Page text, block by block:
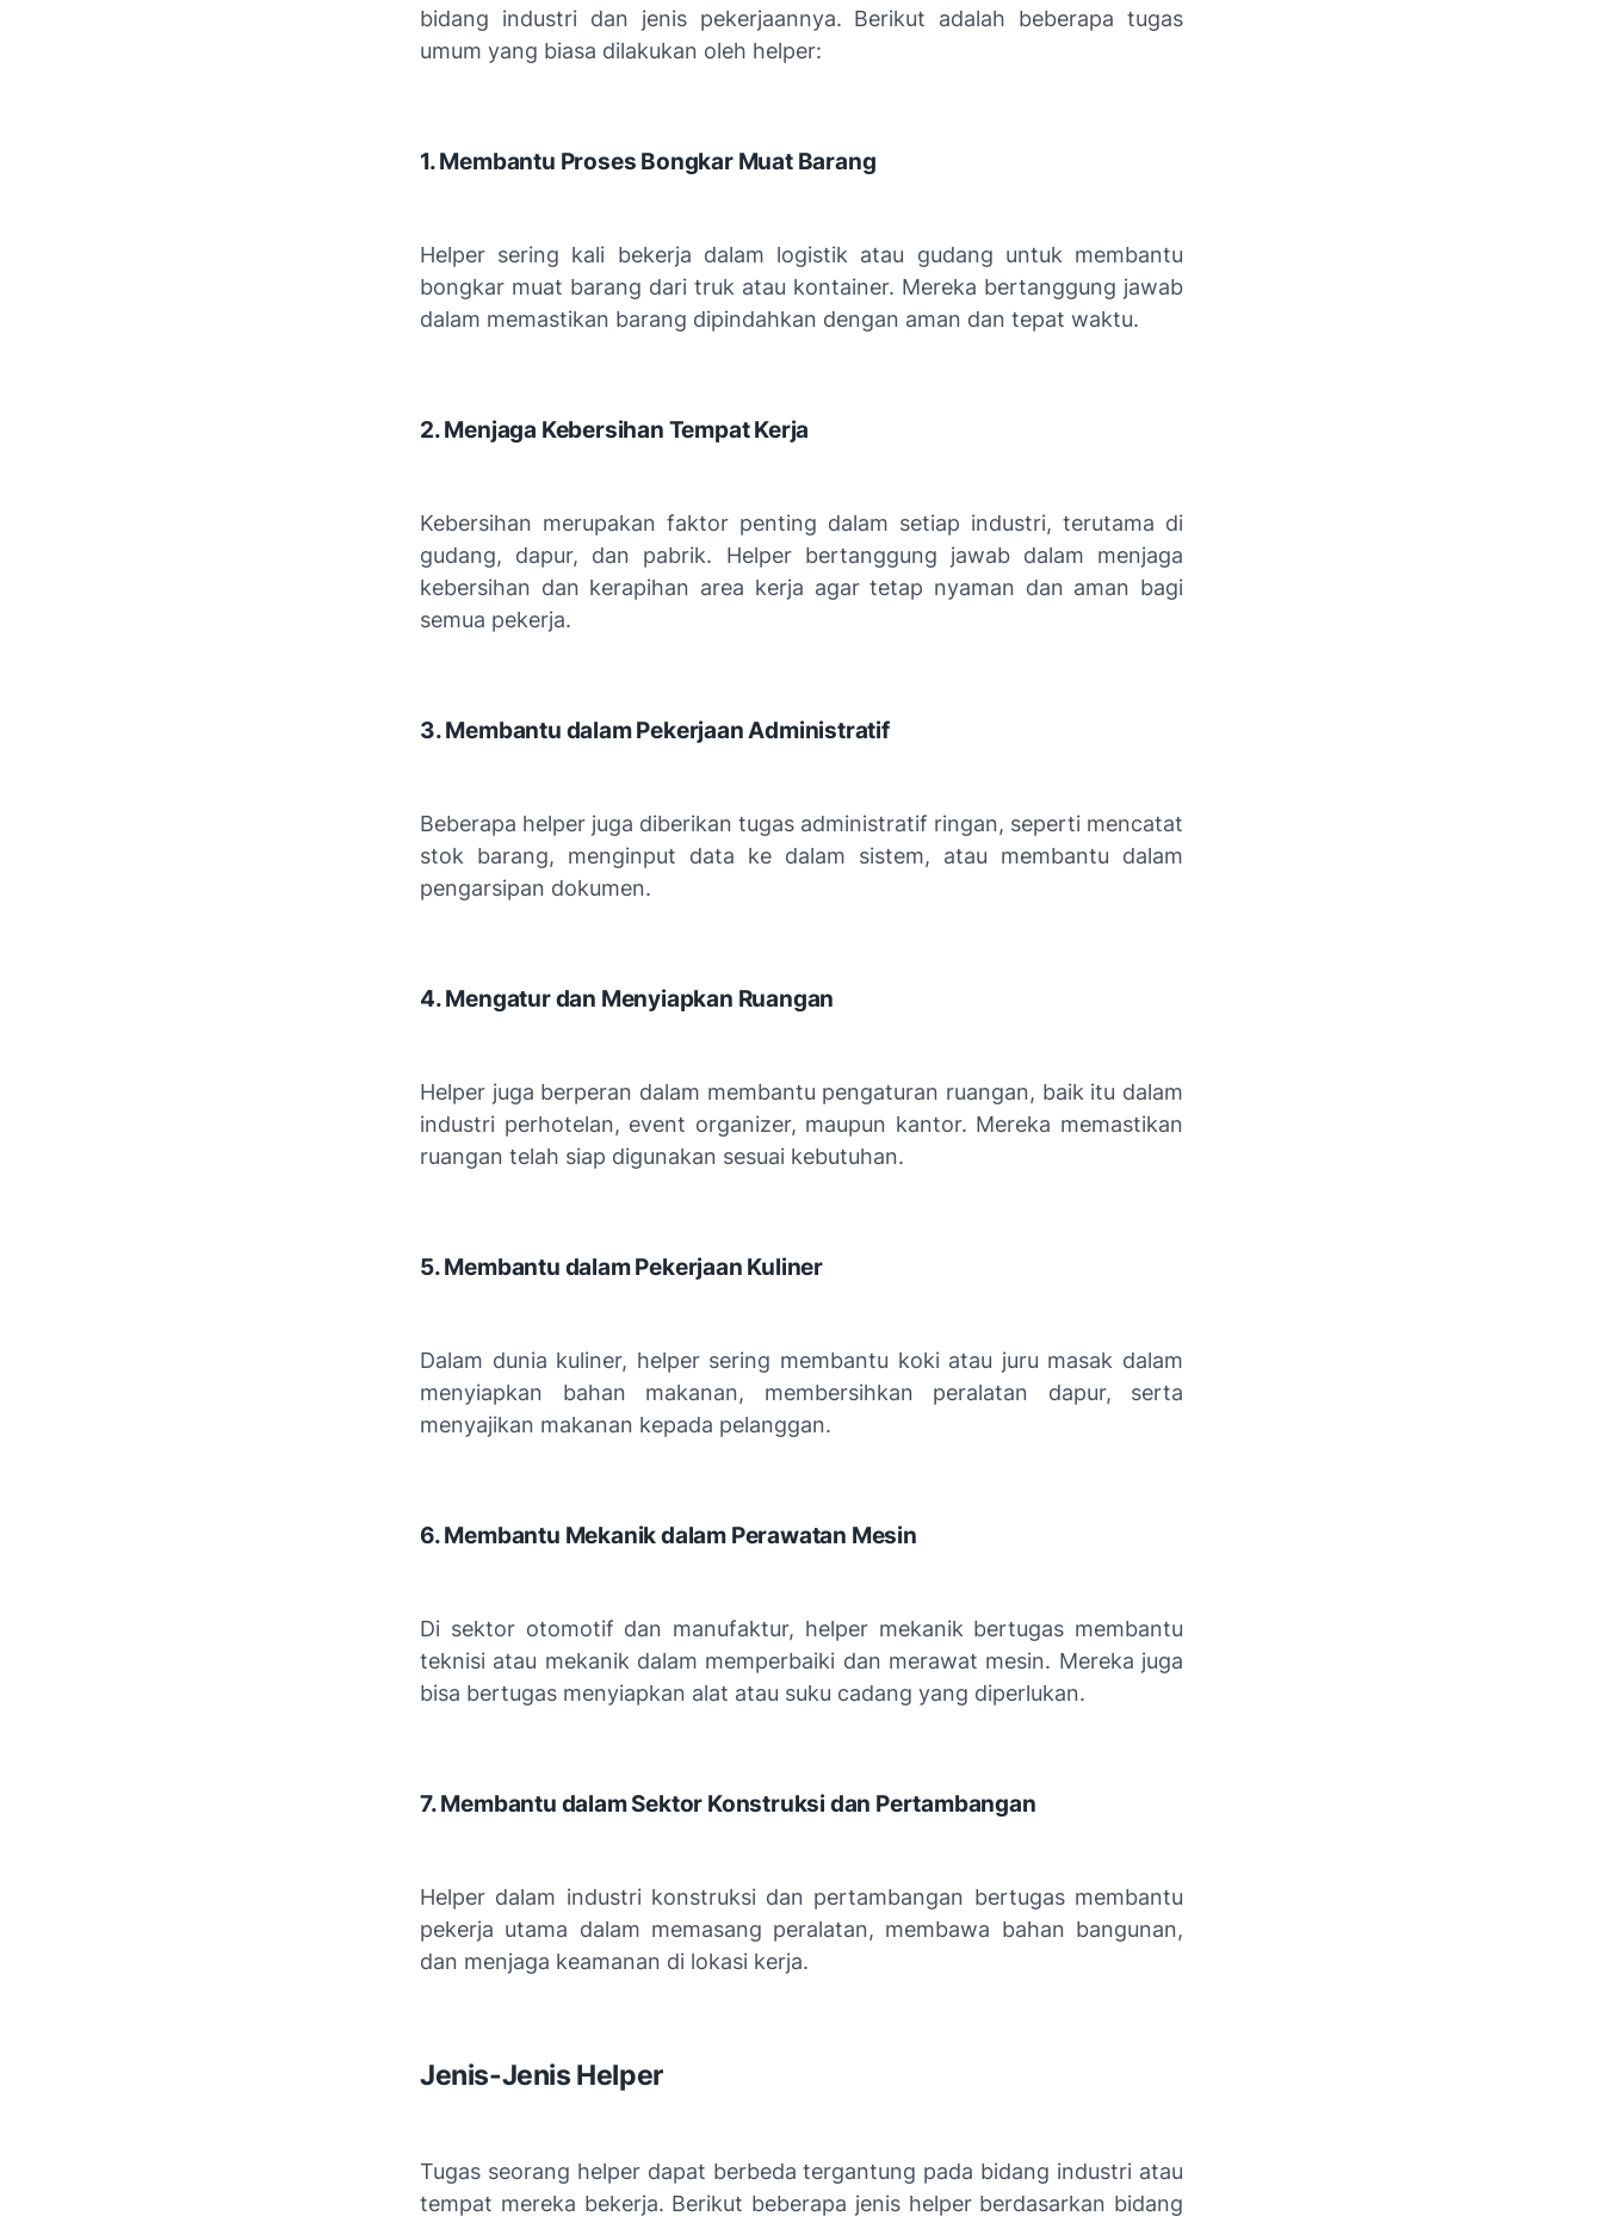
bidang industri dan jenis pekerjaannya. Berikut adalah beberapa tugas
umum yang biasa dilakukan oleh helper:
1. Membantu Proses Bongkar Muat Barang
Helper sering kali bekerja dalam logistik atau gudang untuk membantu
bongkar muat barang dari truk atau kontainer. Mereka bertanggung jawab
dalam memastikan barang dipindahkan dengan aman dan tepat waktu.
2. Menjaga Kebersihan Tempat Kerja
Kebersihan merupakan faktor penting dalam setiap industri, terutama di
gudang, dapur, dan pabrik. Helper bertanggung jawab dalam menjaga
kebersihan dan kerapihan area kerja agar tetap nyaman dan aman bagi
semua pekerja.
3. Membantu dalam Pekerjaan Administratif
Beberapa helper juga diberikan tugas administratif ringan, seperti mencatat
stok barang, menginput data ke dalam sistem, atau membantu dalam
pengarsipan dokumen.
4. Mengatur dan Menyiapkan Ruangan
Helper juga berperan dalam membantu pengaturan ruangan, baik itu dalam
industri perhotelan, event organizer, maupun kantor. Mereka memastikan
ruangan telah siap digunakan sesuai kebutuhan.
5. Membantu dalam Pekerjaan Kuliner
Dalam dunia kuliner, helper sering membantu koki atau juru masak dalam
menyiapkan bahan makanan, membersihkan peralatan dapur, serta
menyajikan makanan kepada pelanggan.
6. Membantu Mekanik dalam Perawatan Mesin
Di sektor otomotif dan manufaktur, helper mekanik bertugas membantu
teknisi atau mekanik dalam memperbaiki dan merawat mesin. Mereka juga
bisa bertugas menyiapkan alat atau suku cadang yang diperlukan.
7. Membantu dalam Sektor Konstruksi dan Pertambangan
Helper dalam industri konstruksi dan pertambangan bertugas membantu
pekerja utama dalam memasang peralatan, membawa bahan bangunan,
dan menjaga keamanan di lokasi kerja.
Jenis-Jenis Helper
Tugas seorang helper dapat berbeda tergantung pada bidang industri atau
tempat mereka bekerja. Berikut beberapa jenis helper berdasarkan bidang